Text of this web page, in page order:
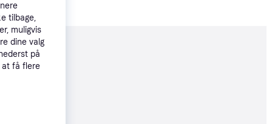
tilbage,
muligvis
dine valg
på
at få flere